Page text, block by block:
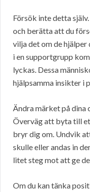
Försök inte detta
och berätta att du
vilja det om de
i en supportgrupp
lyckas. Dessa
hjälpsamma insikter i
Ändra märket på dina
Överväg att byta till
bryr dig om. Undvik
skulle eller andas in
litet steg mot att ge
Om du kan tänka